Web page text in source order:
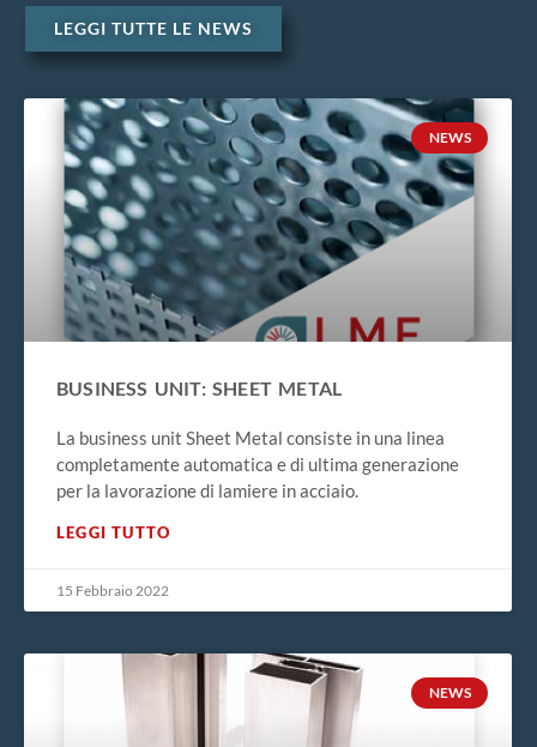
LEGGI TUTTE LE NEWS
NEWS
BUSINESS UNIT: SHEET METAL
La business unit Sheet Metal consiste in una linea
completamente automatica e di ultima generazione
per la lavorazione di lamiere in acciaio.
LEGGI TUTTO
15 Febbraio 2022
NEWS